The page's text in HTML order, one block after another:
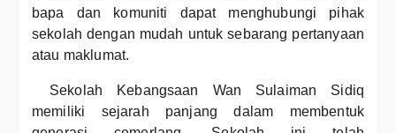
bapa dan komuniti dapat menghubungi pihak
sekolah dengan mudah untuk sebarang pertanyaan
atau maklumat.
Sekolah Kebangsaan Wan Sulaiman Sidiq
memiliki sejarah panjang dalam membentuk